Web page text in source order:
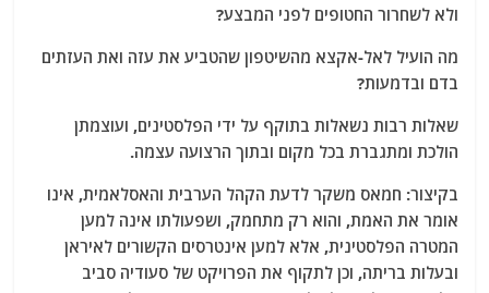
ולא לשחרור החטופים לפני המבצע?
מה הועיל לאל-אקצא מהשיטפון שהטביע את עזה ואת העזתים
בדם ובדמעות?
שאלות רבות נשאלות בתוקף על ידי הפלסטינים, ועוצמתן
הולכת ומתגברת בכל מקום ובתוך הרצועה עצמה.
בקיצור: חמאס משקר לדעת הקהל הערבית והאסלאמית, אינו
אומר את האמת, והוא רק מתחמק, ​​ושפעולתו אינה למען
המטרה הפלסטינית, אלא למען אינטרסים הקשורים לאיראן
ובעלות בריתה, וכן לתקוף את הפרויקט של סעודיהסביב